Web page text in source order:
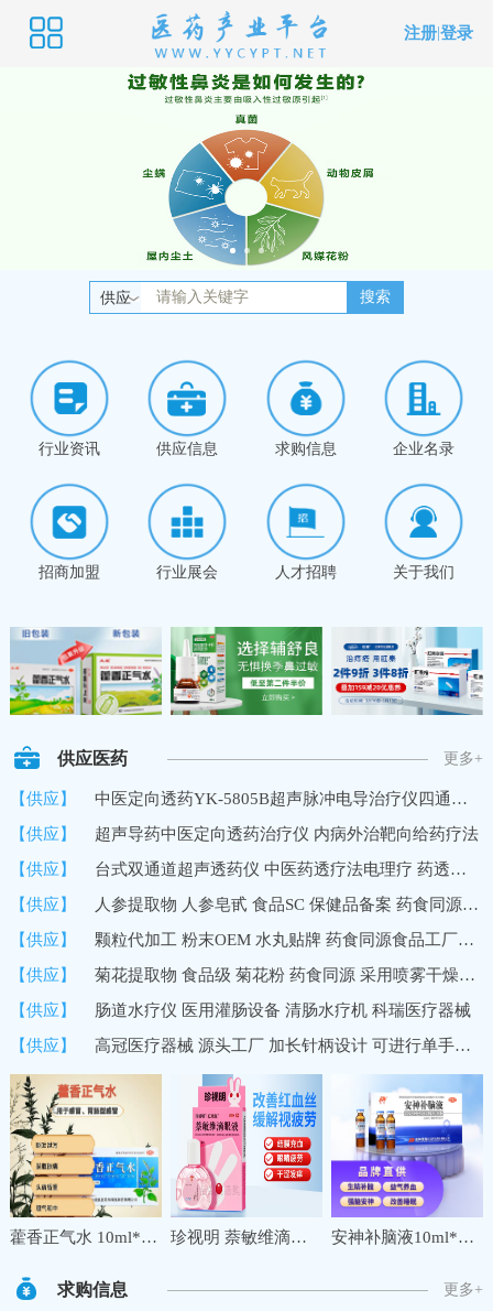
注册 |登录
供应 搜索
行业资讯 供应信息 求购信息 企业名录
招商加盟 行业展会 人才招聘 关于我们
供应医药 更多+
【供应】
中医定向透药YK-5805B超声脉冲电导治疗仪四通道8路输出深层透药
【供应】
超声导药中医定向透药治疗仪 内病外治靶向给药疗法
【供应】
台式双通道超声透药仪 中医药透疗法电理疗 药透度深 超声波导药
【供应】
人参提取物 人参皂甙 食品SC 保健品备案 药食同源 10%UV 国内
【供应】
颗粒代加工 粉末OEM 水丸贴牌 药食同源食品工厂加工定制
【供应】
菊花提取物 食品级 菊花粉 药食同源 采用喷雾干燥技术 速溶浓缩粉
【供应】
肠道水疗仪 医用灌肠设备 清肠水疗机 科瑞医疗器械
【供应】
高冠医疗器械 源头工厂 加长针柄设计 可进行单手操作 中医穴位埋线针
藿香正气水 10ml*10支夏季防暑降温药品套装公司工地三伏天学生军训防中暑降温大礼包套餐 珍视明 萘敏维滴眼液 10ml 缓解眼睛疲劳 红血丝结膜充血眼睛发痒 眼干眼涩眼药水 1盒 安神补脑液10ml*10支 生精补髓 益气养血 强脑安神 头晕乏力 健忘失眠助眠 OTC 疗效险 老字号
求购信息 更多+